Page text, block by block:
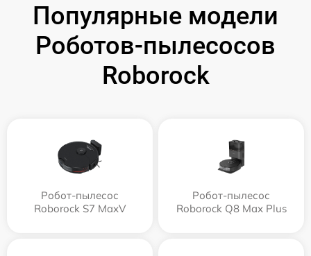
Популярные модели
Роботов-пылесосов
Roborock
Робот-пылесос
Roborock S7 MaxV
Робот-пылесос
Roborock Q8 Max Plus